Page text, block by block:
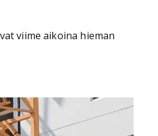
viime aikoina hieman